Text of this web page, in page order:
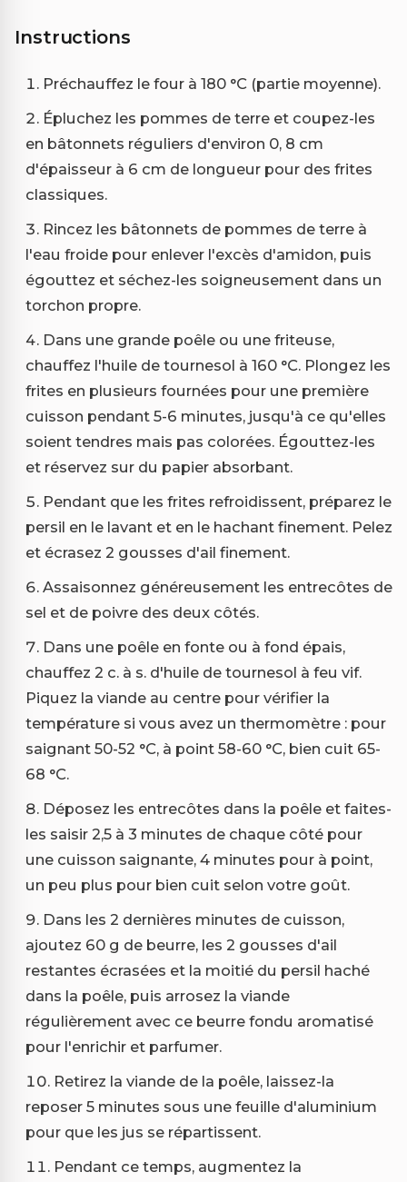
Instructions
Préchauffez le four à 180 °C (partie moyenne).
Épluchez les pommes de terre et coupez-les
en bâtonnets réguliers d'environ 0, 8 cm
d'épaisseur à 6 cm de longueur pour des frites
classiques.
Rincez les bâtonnets de pommes de terre à
l'eau froide pour enlever l'excès d'amidon, puis
égouttez et séchez-les soigneusement dans un
torchon propre.
Dans une grande poêle ou une friteuse,
chauffez l'huile de tournesol à 160 °C. Plongez les
frites en plusieurs fournées pour une première
cuisson pendant 5-6 minutes, jusqu'à ce qu'elles
soient tendres mais pas colorées. Égouttez-les
et réservez sur du papier absorbant.
Pendant que les frites refroidissent, préparez le
persil en le lavant et en le hachant finement. Pelez
et écrasez 2 gousses d'ail finement.
Assaisonnez généreusement les entrecôtes de
sel et de poivre des deux côtés.
Dans une poêle en fonte ou à fond épais,
chauffez 2 c. à s. d'huile de tournesol à feu vif.
Piquez la viande au centre pour vérifier la
température si vous avez un thermomètre : pour
saignant 50-52 °C, à point 58-60 °C, bien cuit 65-
68 °C.
Déposez les entrecôtes dans la poêle et faites-
les saisir 2,5 à 3 minutes de chaque côté pour
une cuisson saignante, 4 minutes pour à point,
un peu plus pour bien cuit selon votre goût.
Dans les 2 dernières minutes de cuisson,
ajoutez 60 g de beurre, les 2 gousses d'ail
restantes écrasées et la moitié du persil haché
dans la poêle, puis arrosez la viande
régulièrement avec ce beurre fondu aromatisé
pour l'enrichir et parfumer.
Retirez la viande de la poêle, laissez-la
reposer 5 minutes sous une feuille d'aluminium
pour que les jus se répartissent.
Pendant ce temps, augmentez la